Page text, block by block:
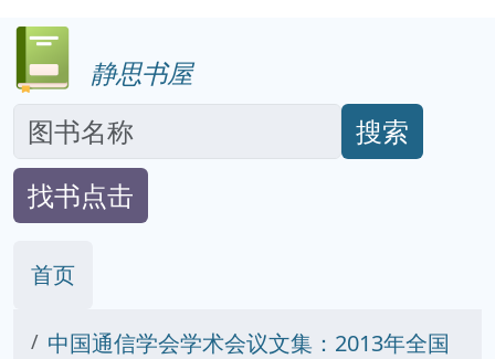
静思书屋
搜索
找书点击
首页
中国通信学会学术会议文集：2013年全国